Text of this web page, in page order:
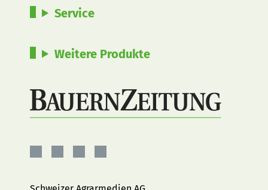
Service
Weitere Produkte
Facebook
Instagram
YouTubeLinkedIn